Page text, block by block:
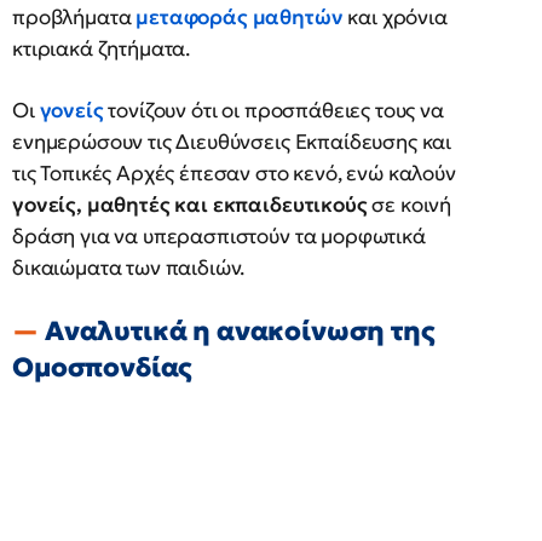
προβλήματαμεταφοράς μαθητών και χρόνια
κτιριακά ζητήματα.
Οιγονείςτονίζουν ότι οι προσπάθειες τους να
ενημερώσουν τις Διευθύνσεις Εκπαίδευσης και
τις Τοπικές Αρχές έπεσαν στο κενό, ενώ καλούν
γονείς, μαθητές και εκπαιδευτικούςσε κοινή
δράση για να υπερασπιστούν τα μορφωτικά
δικαιώματα των παιδιών.
Αναλυτικά η ανακοίνωση της
Ομοσπονδίας